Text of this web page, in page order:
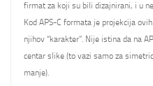
firmat za koji su bili dizajnirani, i u
Kod APS-C formata je projekcija
njihov “karakter”. Nije istina da na
centar slike (to vazi samo za
manje).